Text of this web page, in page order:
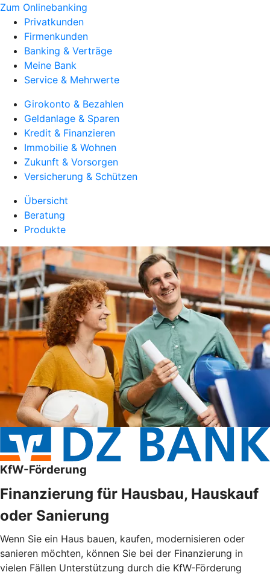
Zum Onlinebanking
Privatkunden
Firmenkunden
Banking & Verträge
Meine Bank
Service & Mehrwerte
Girokonto & Bezahlen
Geldanlage & Sparen
Kredit & Finanzieren
Immobilie & Wohnen
Zukunft & Vorsorgen
Versicherung & Schützen
Übersicht
Beratung
Produkte
KfW-Förderung
Finanzierung für Hausbau, Hauskauf
oder Sanierung
Wenn Sie ein Haus bauen, kaufen, modernisieren oder
sanieren möchten, können Sie bei der Finanzierung in
vielen Fällen Unterstützung durch die KfW-Förderung